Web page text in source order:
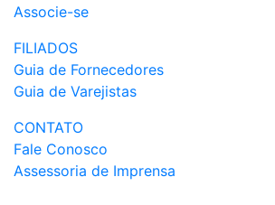
Associe-se
FILIADOS
Guia de Fornecedores
Guia de Varejistas
CONTATO
Fale Conosco
Assessoria de Imprensa